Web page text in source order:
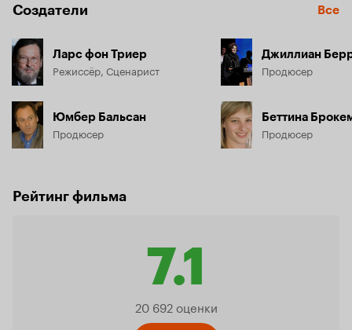
Создатели Все
Ларс фон Триер
Режиссёр, Сценарист
Юмбер Бальсан
Продюсер
Джиллиан
Продюсер
Беттина
Продюсер
Рейтинг фильма
7.1
20 692 оценки